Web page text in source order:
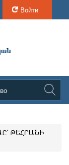
Войти
ԹԵՀՐԱՆԻ